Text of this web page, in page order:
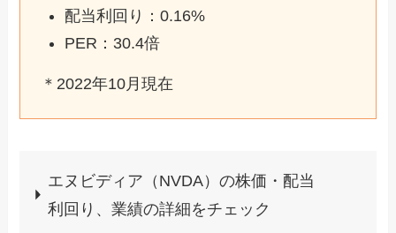
配当利回り：0.16%
PER：30.4倍
＊2022年10月現在
エヌビディア（NVDA）の株価・配当
利回り、業績の詳細をチェック